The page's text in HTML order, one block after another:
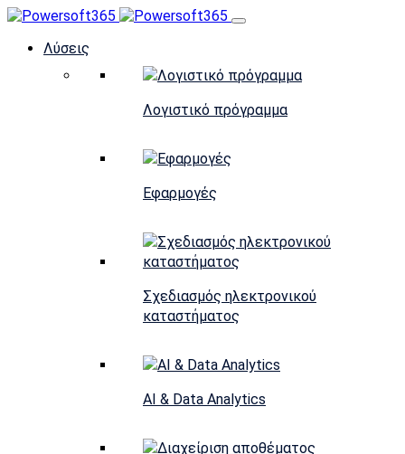
Λύσεις
Λογιστικό πρόγραμμα
Εφαρμογές
Σχεδιασμός ηλεκτρονικού
καταστήματος
AI & Data Analytics